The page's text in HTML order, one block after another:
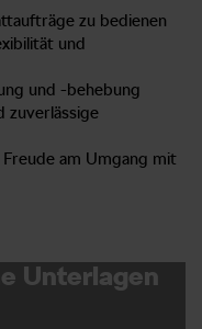
zu bedienen
und
und -behebung
zuverlässige
am Umgang mit
Unterlagen